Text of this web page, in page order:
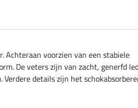
Achteraan voorzien van een stabiele
De veters zijn van zacht, generfd
details zijn het